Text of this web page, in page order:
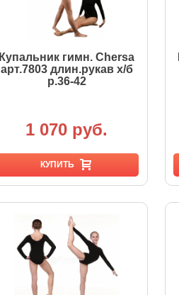
Купальник гимн. Chersa
арт.7803 длин.рукав х/б
р.36-42
1 070 руб.
КУПИТЬ